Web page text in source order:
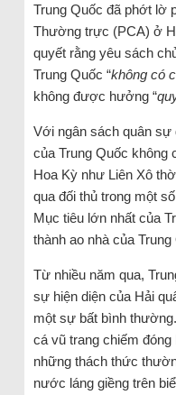
Trung Quốc đã phớt lờ
Thường trực (PCA) ở
quyết rằng yêu sách
Trung Quốc “không có
không được hưởng “
Với ngân sách quân
của Trung Quốc không
Hoa Kỳ như Liên Xô
qua đối thủ trong một
Mục tiêu lớn nhất của
thành ao nhà của
Từ nhiều năm qua,
sự hiện diện của Hải
một sự bất bình
cá vũ trang chiếm
những thách thức
nước láng giềng trên